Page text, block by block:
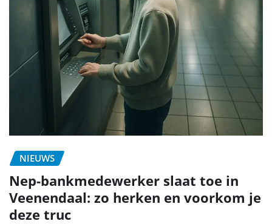
NIEUWS
Nep-bankmedewerker slaat toe in
Veenendaal: zo herken en voorkom je
deze truc